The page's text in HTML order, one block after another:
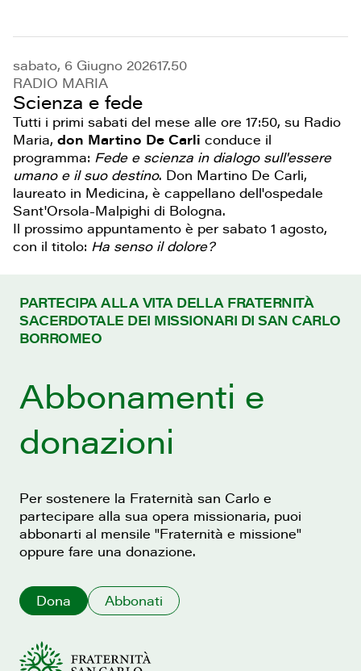
sabato, 6 Giugno 202617.50
RADIO MARIA
Scienza e fede
Tutti i primi sabati del mese alle ore 17:50, su Radio
Maria, don Martino De Carli conduce il
programma: Fede e scienza in dialogo sull'essere
umano e il suo destino. Don Martino De Carli,
laureato in Medicina, è cappellano dell'ospedale
Sant'Orsola-Malpighi di Bologna.
Il prossimo appuntamento è per sabato 1 agosto,
con il titolo: Ha senso il dolore?
PARTECIPA ALLA VITA DELLA FRATERNITÀ
SACERDOTALE DEI MISSIONARI DI SAN CARLO
BORROMEO
Abbonamenti e
donazioni
Per sostenere la Fraternità san Carlo e
partecipare alla sua opera missionaria, puoi
abbonarti al mensile "Fraternità e missione"
oppure fare una donazione.
Dona Abbonati